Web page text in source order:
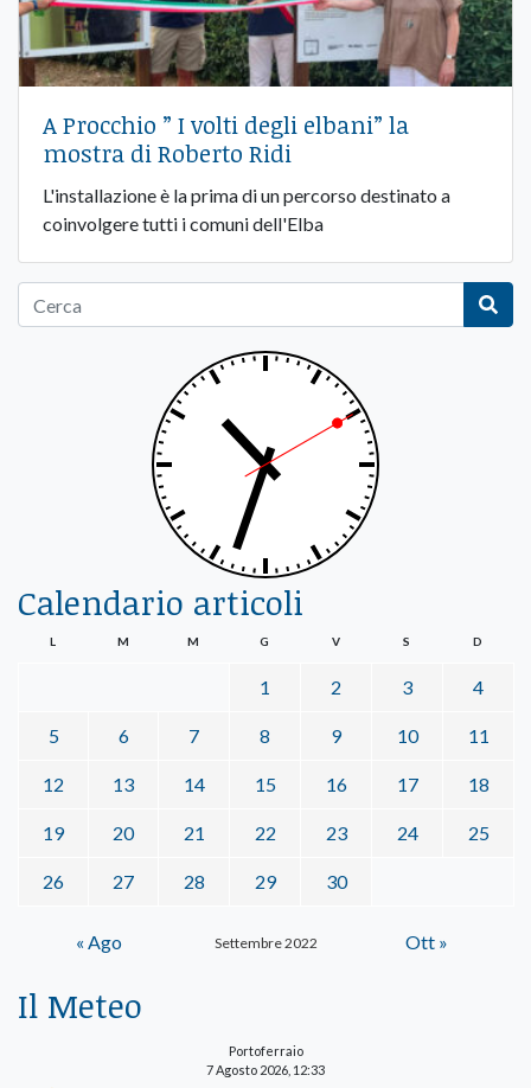
A Procchio ” I volti degli elbani” la
mostra di Roberto Ridi
L'installazione è la prima di un percorso destinato a
coinvolgere tutti i comuni dell'Elba
Calendario articoli
Settembre 2022
L M M G V S D
1 2 3 4
5 6 7 8 9 10 11
12 13 14 15 16 17 18
19 20 21 22 23 24 25
26 27 28 29 30
« Ago Ott »
Il Meteo
Portoferraio
7 Agosto 2026, 12:33